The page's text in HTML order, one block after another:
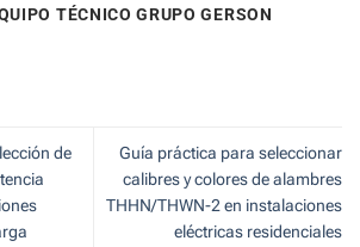
TÉCNICO GRUPO GERSON
de
Guía práctica para seleccionar
calibres y colores de alambres
THHN/THWN-2 en instalaciones
eléctricas residenciales